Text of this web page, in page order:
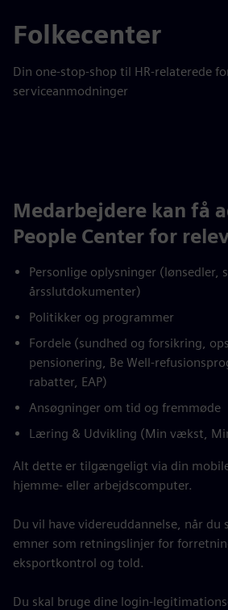
Folkecenter
Din one-stop-shop til HR-relaterede
serviceanmodninger
Medarbejdere kan få
People Center for
Personlige oplysninger (lønsedler,
årsslutdokumenter)
Politikker og programmer
Fordele (sundhed og forsikring,
pensionering, Be Well-
rabatter, EAP)
Ansøgninger om tid og fremmøde
Læring & Udvikling (Min vækst,
Alt dette er tilgængeligt via din
hjemme- eller arbejdscomputer.
Du vil have videreuddannelse, når du
emner som retningslinjer for
eksportkontrol og told.
Du skal bruge dine login-